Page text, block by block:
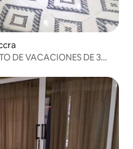
DE VACACIONES DE 3